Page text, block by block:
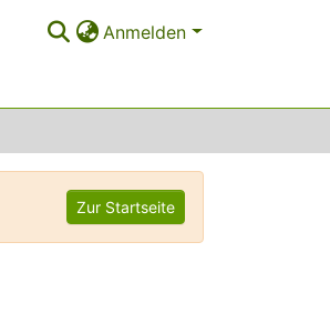
Anmelden
Zur Startseite